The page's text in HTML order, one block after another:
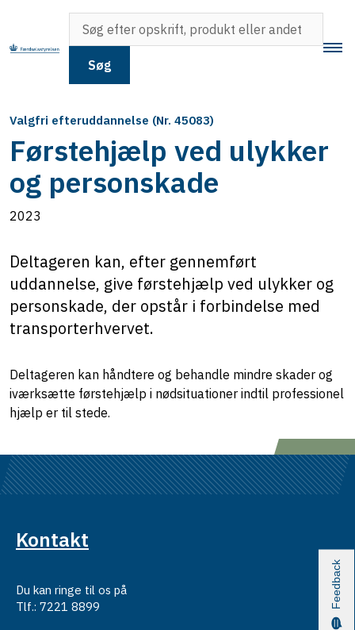
Søg
Valgfri efteruddannelse (Nr. 45083)
Førstehjælp ved ulykker
og personskade
2023
Deltageren kan, efter gennemført
uddannelse, give førstehjælp ved ulykker og
personskade, der opstår i forbindelse med
transporterhvervet.
Deltageren kan håndtere og behandle mindre skader og
iværksætte førstehjælp i nødsituationer indtil professionel
hjælp er til stede.
Kontakt
Du kan ringe til os på
Tlf.: 7221 8899
Feedback